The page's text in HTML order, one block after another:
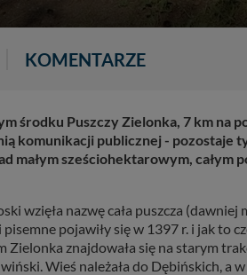
KOMENTARZE
środku Puszczy Zielonka, 7 km na
komunikacji publicznej - pozostaje
małym sześciohektarowym,
wzięła nazwę cała puszcza (dawniej
pojawiły się w 1397 r. i jak to
Zielonka znajdowała się na starym
Wieś należała do Dębińskich, a